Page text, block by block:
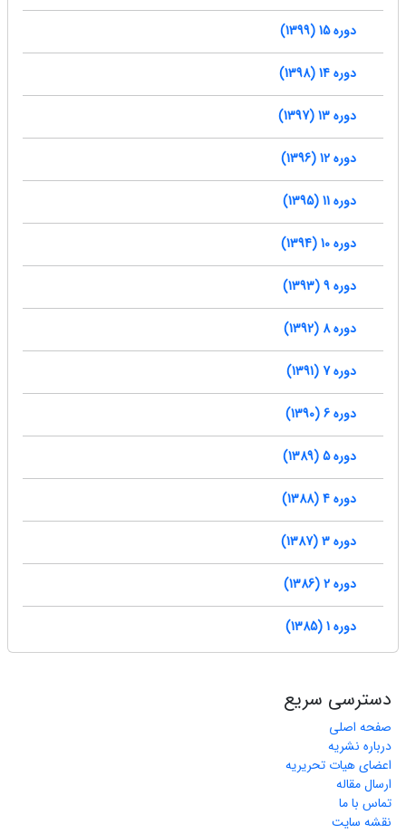
دوره 15 (1399)
دوره 14 (1398)
دوره 13 (1397)
دوره 12 (1396)
دوره 11 (1395)
دوره 10 (1394)
دوره 9 (1393)
دوره 8 (1392)
دوره 7 (1391)
دوره 6 (1390)
دوره 5 (1389)
دوره 4 (1388)
دوره 3 (1387)
دوره 2 (1386)
دوره 1 (1385)
دسترسی سریع
صفحه اصلی
درباره نشریه
اعضای هیات تحریریه
ارسال مقاله
تماس با ما
نقشه سایت